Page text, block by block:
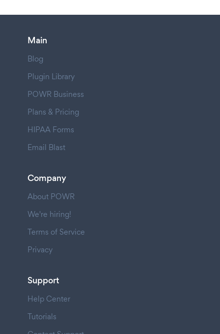
Main
Blog
Plugin Library
POWR Business
Plans & Pricing
HIPAA Forms
Email Blast
Company
About POWR
We're hiring!
Terms of Service
Privacy
Support
Help Center
Tutorials